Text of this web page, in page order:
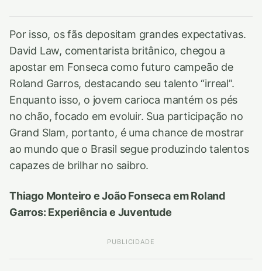
Por isso, os fãs depositam grandes expectativas.
David Law, comentarista britânico, chegou a
apostar em Fonseca como futuro campeão de
Roland Garros, destacando seu talento “irreal”.
Enquanto isso, o jovem carioca mantém os pés
no chão, focado em evoluir. Sua participação no
Grand Slam, portanto, é uma chance de mostrar
ao mundo que o Brasil segue produzindo talentos
capazes de brilhar no saibro.
Thiago Monteiro e João Fonseca em Roland
Garros: Experiência e Juventude
PUBLICIDADE